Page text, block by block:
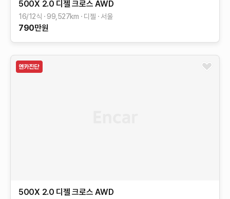
500X 2.0 디젤 크로스 AWD
16/12식 99,527km 디젤 서울
790만원
500X 2.0 디젤 크로스 AWD